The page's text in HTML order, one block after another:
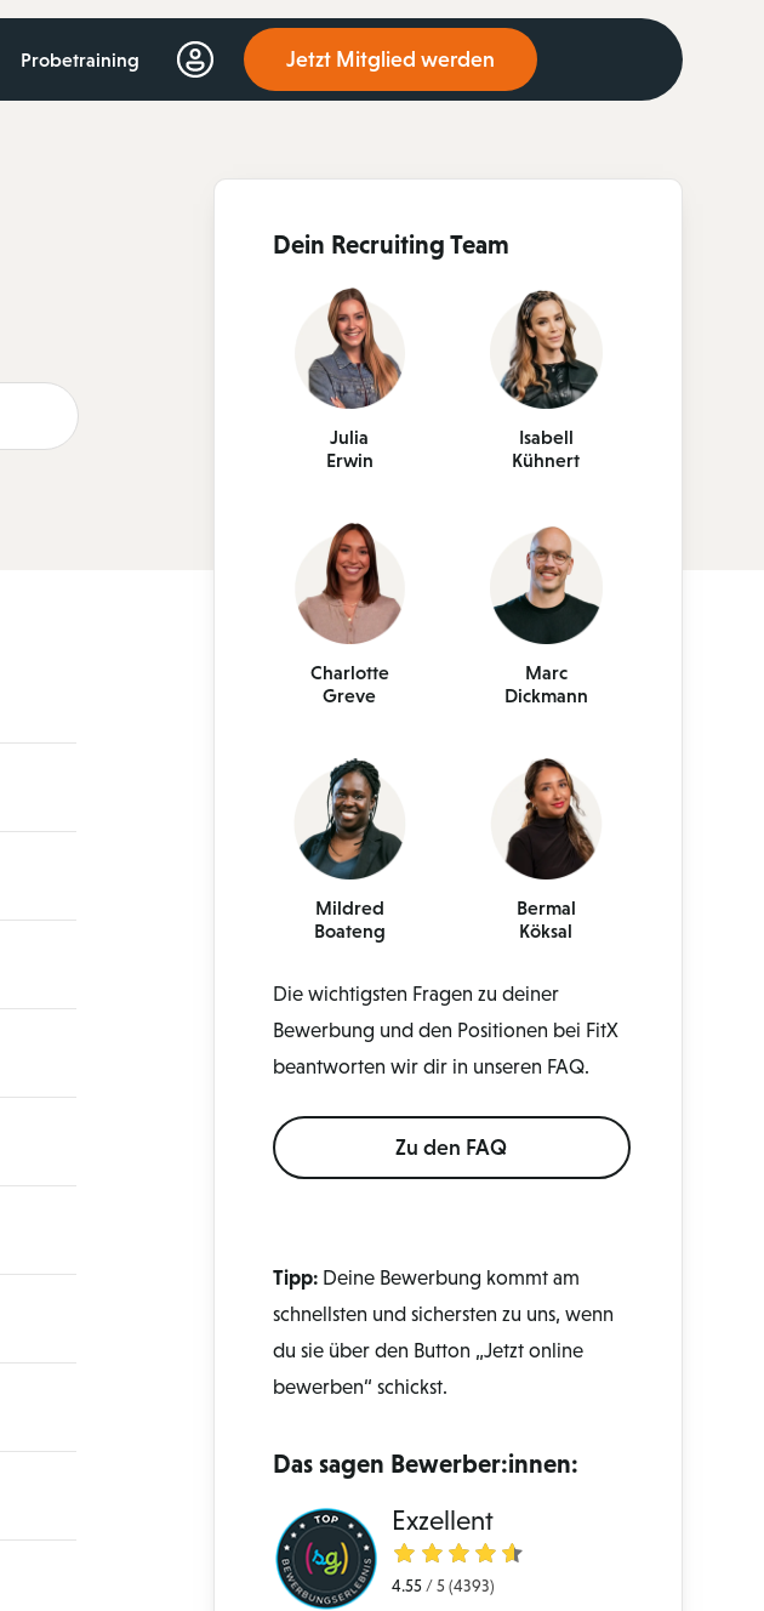
Probetraining Jetzt Mitglied werden
Dein Recruiting Team
Julia
Erwin
Isabell
Kühnert
Charlotte
Greve
Marc
Dickmann
Mildred
Boateng
Bermal
Köksal
Die wichtigsten Fragen zu deiner
Bewerbung und den Positionen bei FitX
beantworten wir dir in unseren FAQ.
Zu den FAQ
Tipp:Deine Bewerbung kommt am
schnellsten und sichersten zu uns, wenn
du sie über den Button „Jetzt online
bewerben“ schickst.
Das sagen Bewerber:innen:
Exzellent
4.55/5 (4393)